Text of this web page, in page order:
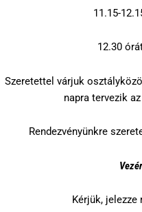
11.15-
12.30
Szeretettel várjuk
napra tervezik
Rendezvényünkre
Kérjük,